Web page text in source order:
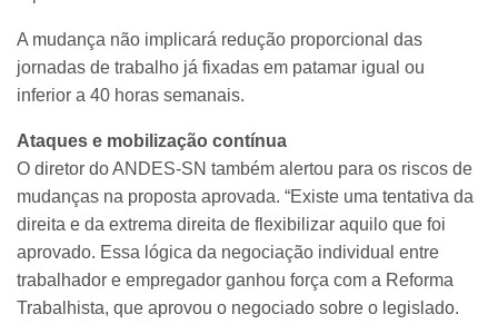
A mudança não implicará redução proporcional das
jornadas de trabalho já fixadas em patamar igual ou
inferior a 40 horas semanais.
Ataques e mobilização contínua
O diretor do ANDES-SN também alertou para os riscos de
mudanças na proposta aprovada. “Existe uma tentativa da
direita e da extrema direita de flexibilizar aquilo que foi
aprovado. Essa lógica da negociação individual entre
trabalhador e empregador ganhou força com a Reforma
Trabalhista, que aprovou o negociado sobre o legislado.